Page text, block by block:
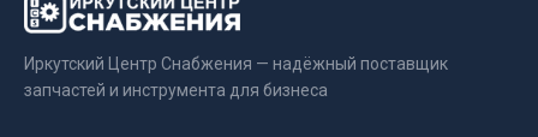
Электрооборудование
Показать ещё
Иркутский Центр Снабжения — надёжный поставщик
запчастей и инструмента для бизнеса